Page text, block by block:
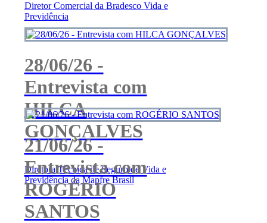
Diretor Comercial da Bradesco Vida e
Previdência
28/06/26 -
Entrevista com
HILCA
GONÇALVES
Diretora Técnica de Seguro de Vida e
Previdência da Mapfre Brasil
21/06/26 -
Entrevista com
ROGÉRIO
SANTOS